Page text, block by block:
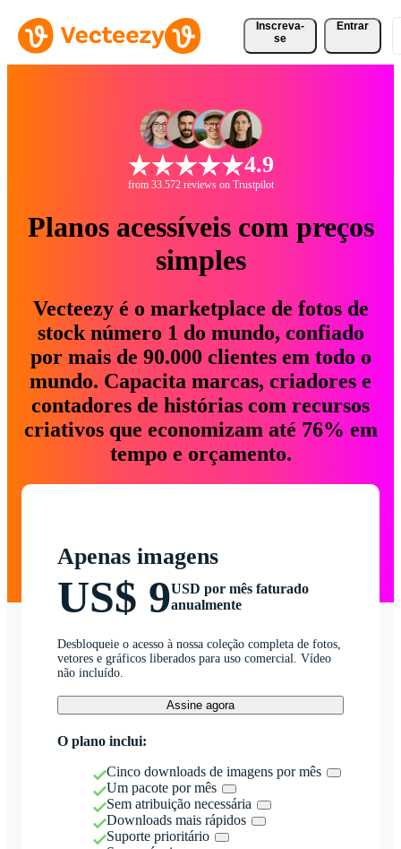
Inscreva-
se
Entrar
4.9
from 33.572 reviews on Trustpilot
Planos acessíveis com preços
simples
Vecteezy é o marketplace de fotos de
stock número 1 do mundo, confiado
por mais de 90.000 clientes em todo o
mundo. Capacita marcas, criadores e
contadores de histórias com recursos
criativos que economizam até 76% em
tempo e orçamento.
Apenas imagens
US$ 9USD por mês faturado
anualmente
Desbloqueie o acesso à nossa coleção completa de fotos,
vetores e gráficos liberados para uso comercial. Vídeo
não incluído.
Assine agora
O plano inclui:
Cinco downloads de imagens por mês
Um pacote por mês
Sem atribuição necessária
Downloads mais rápidos
Suporte prioritário